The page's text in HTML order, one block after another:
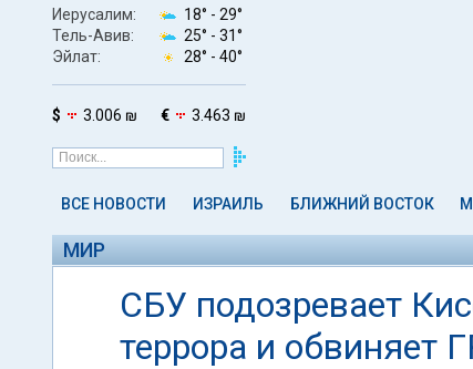
Иерусалим: 18° - 29°
Тель-Авив:
25° - 31°
Эйлат:
28° - 40°
$ 3.006 ₪ € 3.463 ₪
ВСЕ НОВОСТИ ИЗРАИЛЬ БЛИЖНИЙ ВОСТОК
МИР
СБУ подозревает
террора и обвиняет